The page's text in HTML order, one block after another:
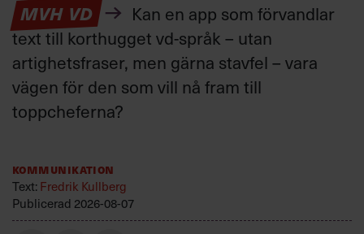
MVH VD
Kan en app som förvandlar
text till korthugget vd-språk – utan
artighetsfraser, men gärna stavfel – vara
vägen för den som vill nå fram till
toppcheferna?
Kommunikation
Text:Fredrik Kullberg
Publicerad 2026-08-07